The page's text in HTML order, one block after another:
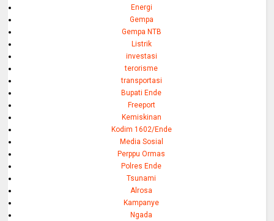
Energi
Gempa
Gempa NTB
Listrik
investasi
terorisme
transportasi
Bupati Ende
Freeport
Kemiskinan
Kodim 1602/Ende
Media Sosial
Perppu Ormas
Polres Ende
Tsunami
Alrosa
Kampanye
Ngada